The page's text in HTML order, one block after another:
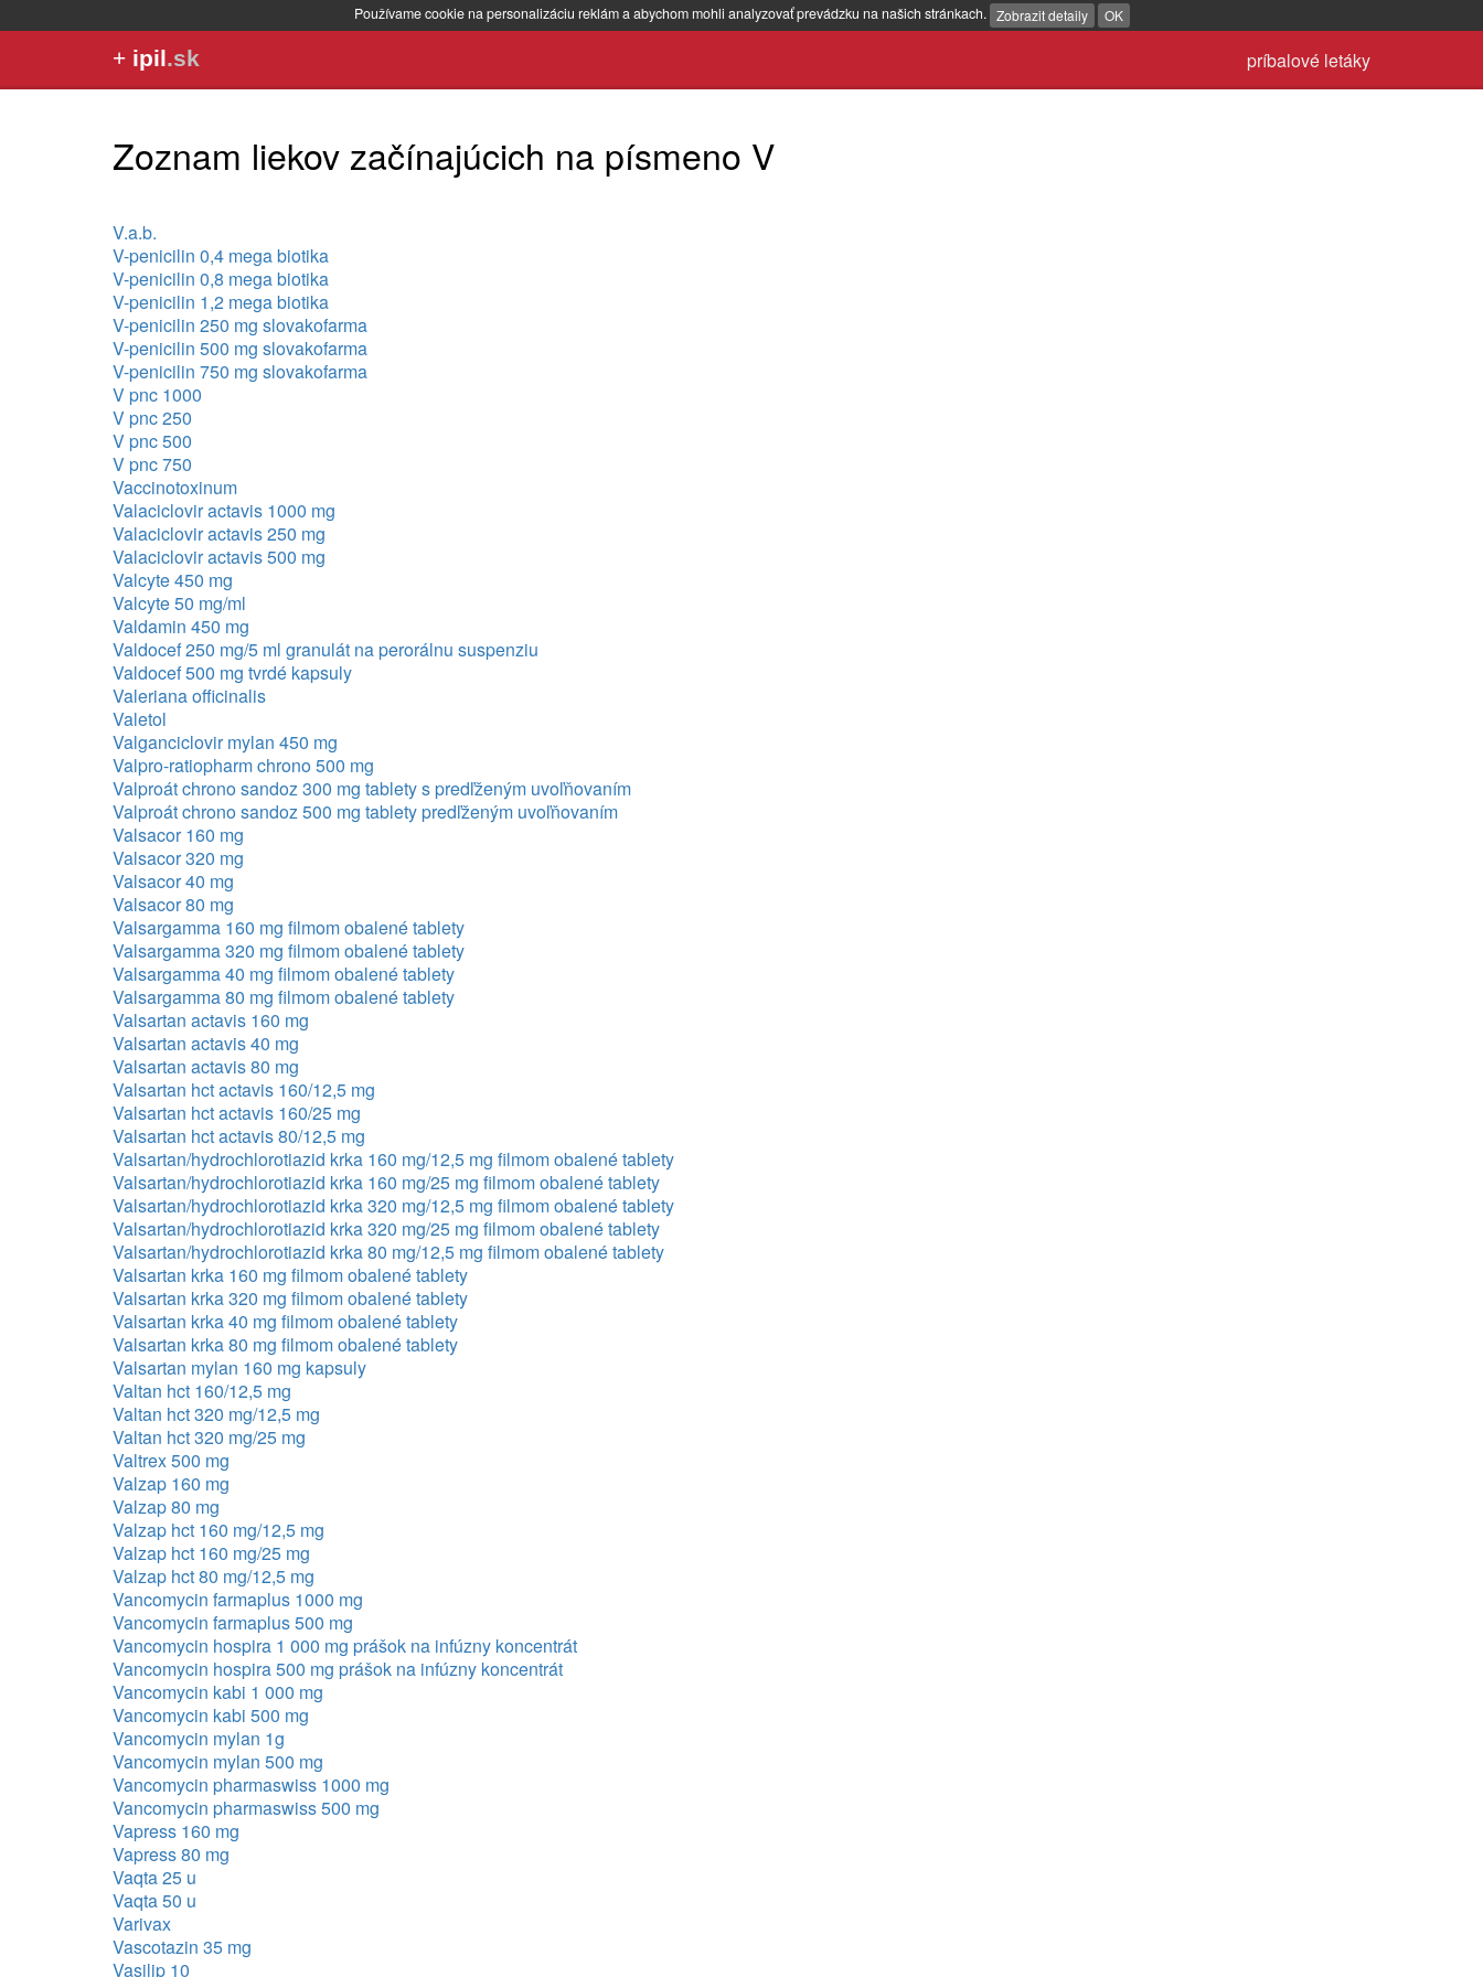
Používame cookie na personalizáciu reklám a abychom mohli analyzovať prevádzku na našich stránkach. Zobrazit detaily OK
príbalové letáky
+ ipil.sk
Zoznam liekov začínajúcich na písmeno V
V.a.b.
V-penicilin 0,4 mega biotika
V-penicilin 0,8 mega biotika
V-penicilin 1,2 mega biotika
V-penicilin 250 mg slovakofarma
V-penicilin 500 mg slovakofarma
V-penicilin 750 mg slovakofarma
V pnc 1000
V pnc 250
V pnc 500
V pnc 750
Vaccinotoxinum
Valaciclovir actavis 1000 mg
Valaciclovir actavis 250 mg
Valaciclovir actavis 500 mg
Valcyte 450 mg
Valcyte 50 mg/ml
Valdamin 450 mg
Valdocef 250 mg/5 ml granulát na perorálnu suspenziu
Valdocef 500 mg tvrdé kapsuly
Valeriana officinalis
Valetol
Valganciclovir mylan 450 mg
Valpro-ratiopharm chrono 500 mg
Valproát chrono sandoz 300 mg tablety s predľženým uvoľňovaním
Valproát chrono sandoz 500 mg tablety predľženým uvoľňovaním
Valsacor 160 mg
Valsacor 320 mg
Valsacor 40 mg
Valsacor 80 mg
Valsargamma 160 mg filmom obalené tablety
Valsargamma 320 mg filmom obalené tablety
Valsargamma 40 mg filmom obalené tablety
Valsargamma 80 mg filmom obalené tablety
Valsartan actavis 160 mg
Valsartan actavis 40 mg
Valsartan actavis 80 mg
Valsartan hct actavis 160/12,5 mg
Valsartan hct actavis 160/25 mg
Valsartan hct actavis 80/12,5 mg
Valsartan/hydrochlorotiazid krka 160 mg/12,5 mg filmom obalené tablety
Valsartan/hydrochlorotiazid krka 160 mg/25 mg filmom obalené tablety
Valsartan/hydrochlorotiazid krka 320 mg/12,5 mg filmom obalené tablety
Valsartan/hydrochlorotiazid krka 320 mg/25 mg filmom obalené tablety
Valsartan/hydrochlorotiazid krka 80 mg/12,5 mg filmom obalené tablety
Valsartan krka 160 mg filmom obalené tablety
Valsartan krka 320 mg filmom obalené tablety
Valsartan krka 40 mg filmom obalené tablety
Valsartan krka 80 mg filmom obalené tablety
Valsartan mylan 160 mg kapsuly
Valtan hct 160/12,5 mg
Valtan hct 320 mg/12,5 mg
Valtan hct 320 mg/25 mg
Valtrex 500 mg
Valzap 160 mg
Valzap 80 mg
Valzap hct 160 mg/12,5 mg
Valzap hct 160 mg/25 mg
Valzap hct 80 mg/12,5 mg
Vancomycin farmaplus 1000 mg
Vancomycin farmaplus 500 mg
Vancomycin hospira 1 000 mg prášok na infúzny koncentrát
Vancomycin hospira 500 mg prášok na infúzny koncentrát
Vancomycin kabi 1 000 mg
Vancomycin kabi 500 mg
Vancomycin mylan 1g
Vancomycin mylan 500 mg
Vancomycin pharmaswiss 1000 mg
Vancomycin pharmaswiss 500 mg
Vapress 160 mg
Vapress 80 mg
Vaqta 25 u
Vaqta 50 u
Varivax
Vascotazin 35 mg
Vasilip 10